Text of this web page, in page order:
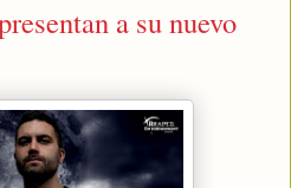
a su nuevo